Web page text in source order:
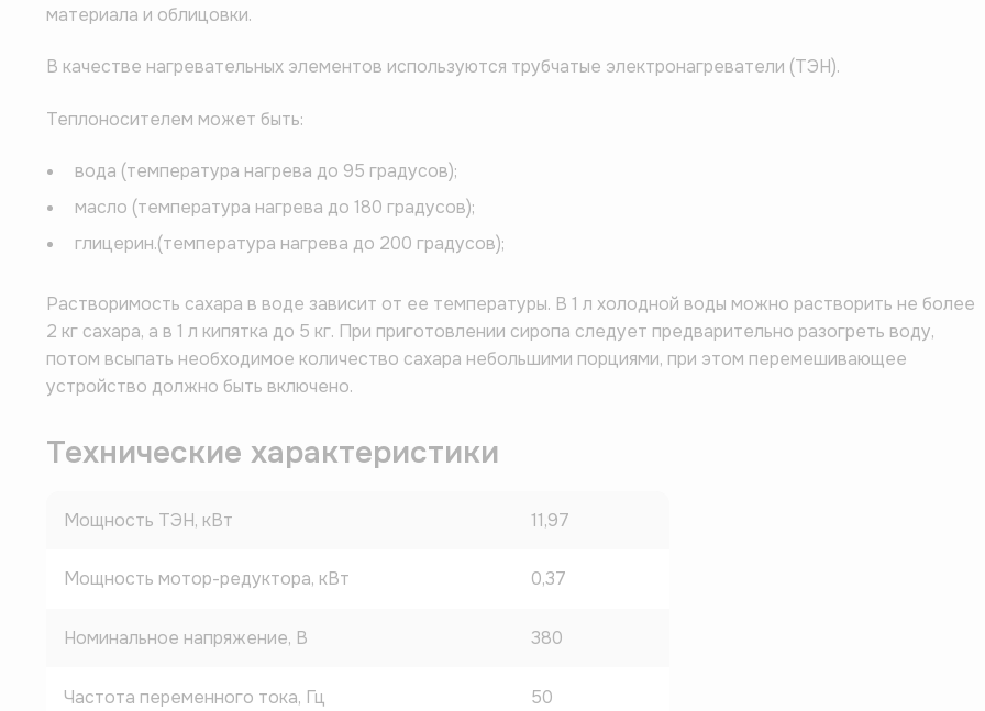
материала и облицовки.
В качестве нагревательных элементов используются трубчатые электронагреватели (ТЭН).
Теплоносителем может быть:
вода (температура нагрева до 95 градусов);
масло (температура нагрева до 180 градусов);
глицерин.(температура нагрева до 200 градусов);
Растворимость сахара в воде зависит от ее температуры. В 1 л холодной воды можно растворить не более
2 кг сахара, а в 1 л кипятка до 5 кг. При приготовлении сиропа следует предварительно разогреть воду,
потом всыпать необходимое количество сахара небольшими порциями, при этом перемешивающее
устройство должно быть включено.
Технические характеристики
Мощность ТЭН, кВт 11,97
Мощность мотор-редуктора, кВт 0,37
Номинальное напряжение, В 380
Частота переменного тока, Гц 50